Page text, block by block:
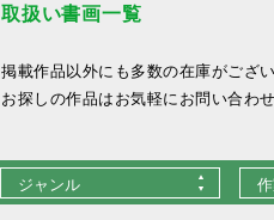
取扱い書画一覧
掲載作品以外にも多数の在庫がござい
お探しの作品はお気軽にお問い合わせ
ジャンル